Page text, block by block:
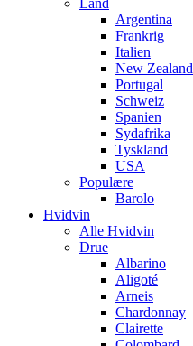
Argentina
Frankrig
Italien
New Zealand
Portugal
Schweiz
Spanien
Sydafrika
Tyskland
USA
Populære
Barolo
Hvidvin
Alle Hvidvin
Drue
Albarino
Aligoté
Arneis
Chardonnay
Clairette